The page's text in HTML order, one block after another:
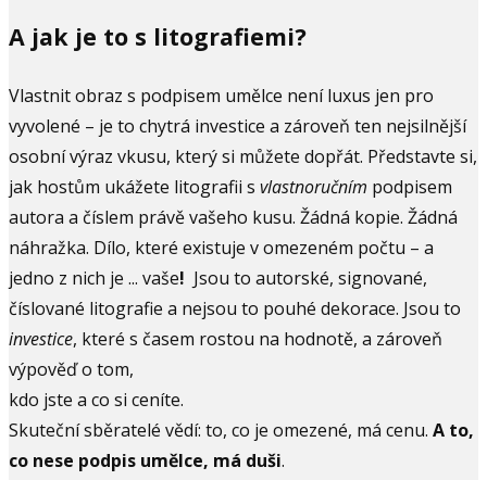
A jak je to s litografiemi?
Vlastnit obraz s podpisem umělce není luxus jen pro
vyvolené – je to chytrá investice a zároveň ten nejsilnější
osobní výraz vkusu, který si můžete dopřát. Představte si,
jak hostům ukážete litografii s vlastnoručním podpisem
autora a číslem právě vašeho kusu. Žádná kopie. Žádná
náhražka. Dílo, které existuje v omezeném počtu – a
jedno z nich je ... vaše! Jsou to autorské, signované,
číslované litografie a nejsou to pouhé dekorace. Jsou to
investice, které s časem rostou na hodnotě, a zároveň
výpověď o tom,
kdo jste a co si ceníte.
Skuteční sběratelé vědí: to, co je omezené, má cenu. A to,
co nese podpis umělce, má duši.